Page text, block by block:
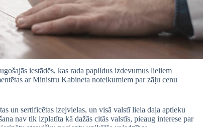
iestādēs, kas rada papildus izdevumus lieliem
ar Ministru Kabineta noteikumiem par zāļu cenu
un sertificētas izejvielas, un visā valstī liela daļa aptieku
nav tik izplatīta kā dažās citās valstīs, pieaug interese par